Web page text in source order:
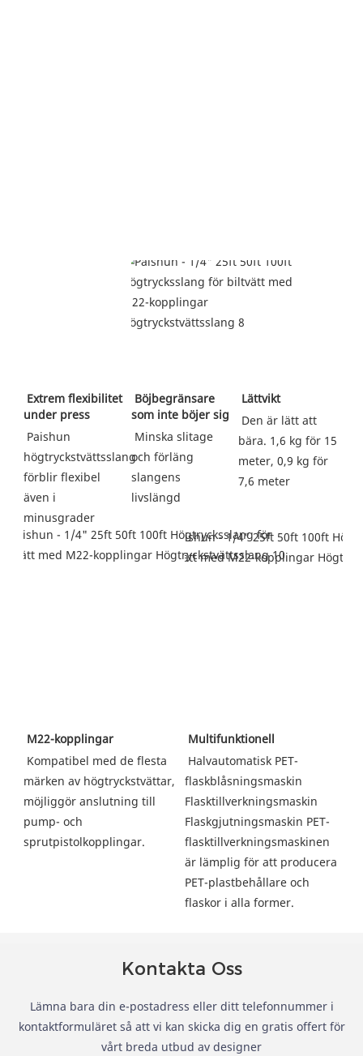
Extrem flexibilitet
under press
Paishun
högtryckstvättsslang
förblir flexibel
även i
minusgrader
Böjbegränsare
som inte böjer sig
Minska slitage
och förläng
slangens
livslängd
Lättvikt
Den är lätt att
bära. 1,6 kg för 15
meter, 0,9 kg för
7,6 meter
M22-kopplingar
Kompatibel med de flesta
märken av högtryckstvättar,
möjliggör anslutning till
pump- och
sprutpistolkopplingar.
Multifunktionell
flaskblåsningsmaskin
Flasktillverkningsmaskin
Flaskgjutningsmaskin PET-
flasktillverkningsmaskinen
är lämplig för att producera
PET-plastbehållare och
flaskor i alla former.
Kontakta Oss
Lämna bara din e-postadress eller ditt telefonnummer i
kontaktformuläret så att vi kan skicka dig en gratis offert för
vårt breda utbud av designer